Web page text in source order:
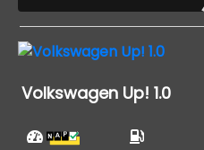
Volkswagen Up! 1.0